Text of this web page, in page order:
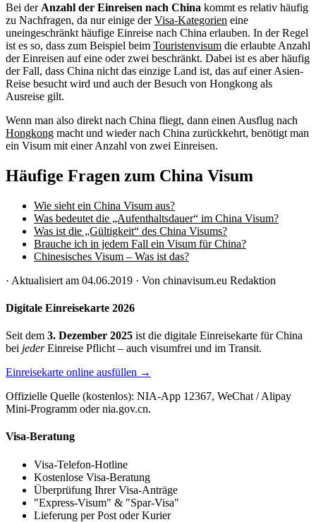
Bei der Anzahl der Einreisen nach China kommt es relativ häufig
zu Nachfragen, da nur einige derVisa-Kategorien eine
uneingeschränkt häufige Einreise nach China erlauben. In der Regel
ist es so, dass zum Beispiel beim Touristenvisum die erlaubte Anzahl
der Einreisen auf eine oder zwei beschränkt. Dabei ist es aber häufig
der Fall, dass China nicht das einzige Land ist, das auf einer Asien-
Reise besucht wird und auch der Besuch von Hongkong als
Ausreise gilt.
Wenn man also direkt nach China fliegt, dann einen Ausflug nach
Hongkong macht und wieder nach China zurückkehrt, benötigt man
ein Visum mit einer Anzahl von zwei Einreisen.
Häufige Fragen zum China Visum
Wie sieht ein China Visum aus?
Was bedeutet die „Aufenthaltsdauer“ im China Visum?
Was ist die „Gültigkeit“ des China Visums?
Brauche ich in jedem Fall ein Visum für China?
Chinesisches Visum – Was ist das?
· Aktualisiert am 04.06.2019 · Von chinavisum.eu Redaktion
Digitale Einreisekarte 2026
Seit dem 3. Dezember 2025 ist die digitale Einreisekarte für China
bei jederEinreise Pflicht – auch visumfrei und im Transit.
Einreisekarte online ausfüllen →
Offizielle Quelle (kostenlos): NIA-App 12367, WeChat / Alipay
Mini-Programm oder nia.gov.cn.
Visa-Beratung
Visa-Telefon-Hotline
Kostenlose Visa-Beratung
Überprüfung Ihrer Visa-Anträge
"Express-Visum" & "Spar-Visa"
Lieferung per Post oder Kurier